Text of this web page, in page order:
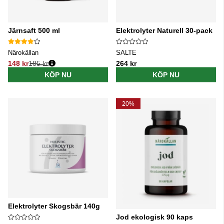
Järnsaft 500 ml
Närokällan
148 kr
Ordinarie pris:
185 kr
KÖP NU
Elektrolyter Naturell 30-pack
SALTE
264 kr
KÖP NU
Elektrolyter Skogsbär 140g
20%
Jod ekologisk 90 kaps